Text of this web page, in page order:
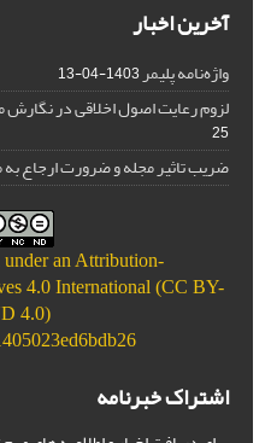
آخرین اخبار
واژه‌نامه پلیمر1403-04-13
لزوم رعایت اصول اخلاقی در
25
ضریب تاثیر مجله و ضرورت ارجاع به
an Attribution-
4.0 International (CC BY-
4.0)
اشتراک خبرنامه